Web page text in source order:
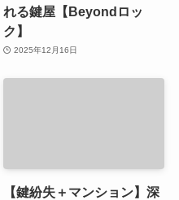
れる鍵屋【Beyondロッ
ク】
2025年12月16日
【鍵紛失＋マンション】深